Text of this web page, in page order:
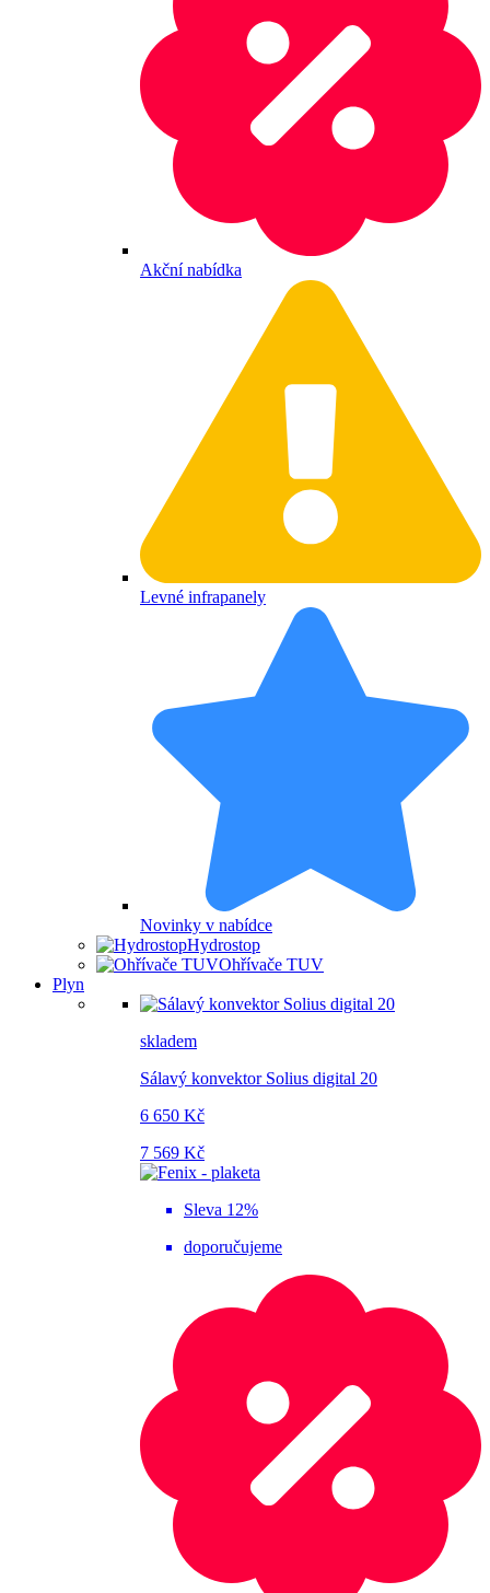
Akční nabídka
Levné infrapanely
Novinky v nabídce
Hydrostop
Ohřívače TUV
Plyn
skladem
Sálavý konvektor Solius digital 20
6 650 Kč
7 569 Kč
Sleva 12%
doporučujeme